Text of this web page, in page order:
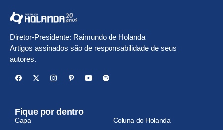
Diretor-Presidente: Raimundo de Holanda
Artigos assinados são de responsabilidade de seus
autores.
Fique por dentro
Capa
Coluna do Holanda